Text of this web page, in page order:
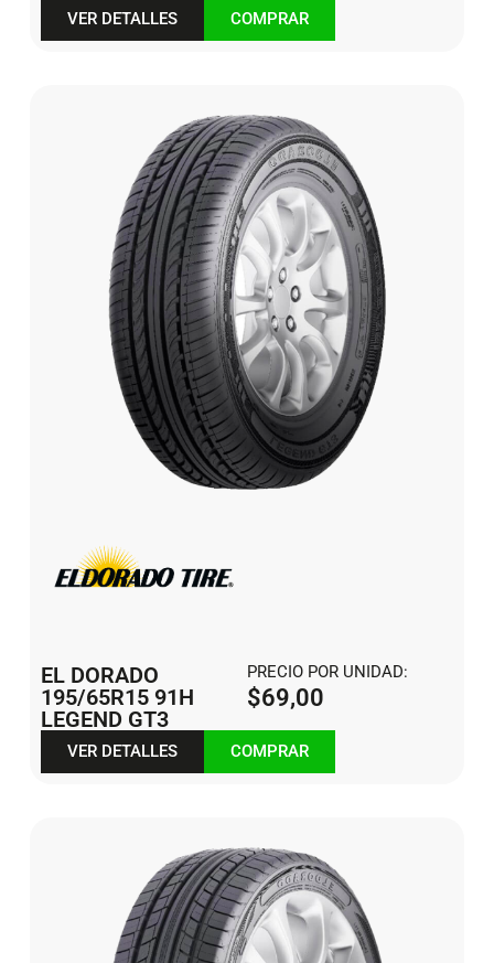
VER DETALLES COMPRAR
EL DORADO
195/65R15 91H
LEGEND GT3
PRECIO POR UNIDAD:
$69,00
VER DETALLES COMPRAR